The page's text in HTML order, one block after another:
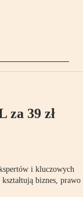
za 39 zł
i kluczowych
biznes, prawo